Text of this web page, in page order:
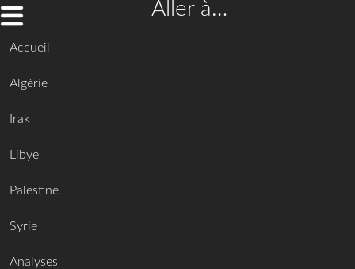
Aller à…
Accueil
Algérie
Irak
Libye
Palestine
Syrie
Analyses